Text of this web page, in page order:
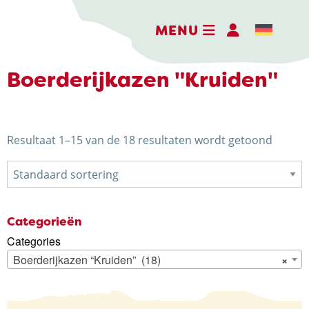
MENU
DE BELEEFBOERDERIJ
DE KAASMAKERIJ
ACTIVITEITEN
LANDWINKEL
Boerderijkazen "Kruiden"
Resultaat 1–15 van de 18 resultaten wordt getoond
Categorieën
Categories
×
Boerderijkazen “Kruiden” (18)